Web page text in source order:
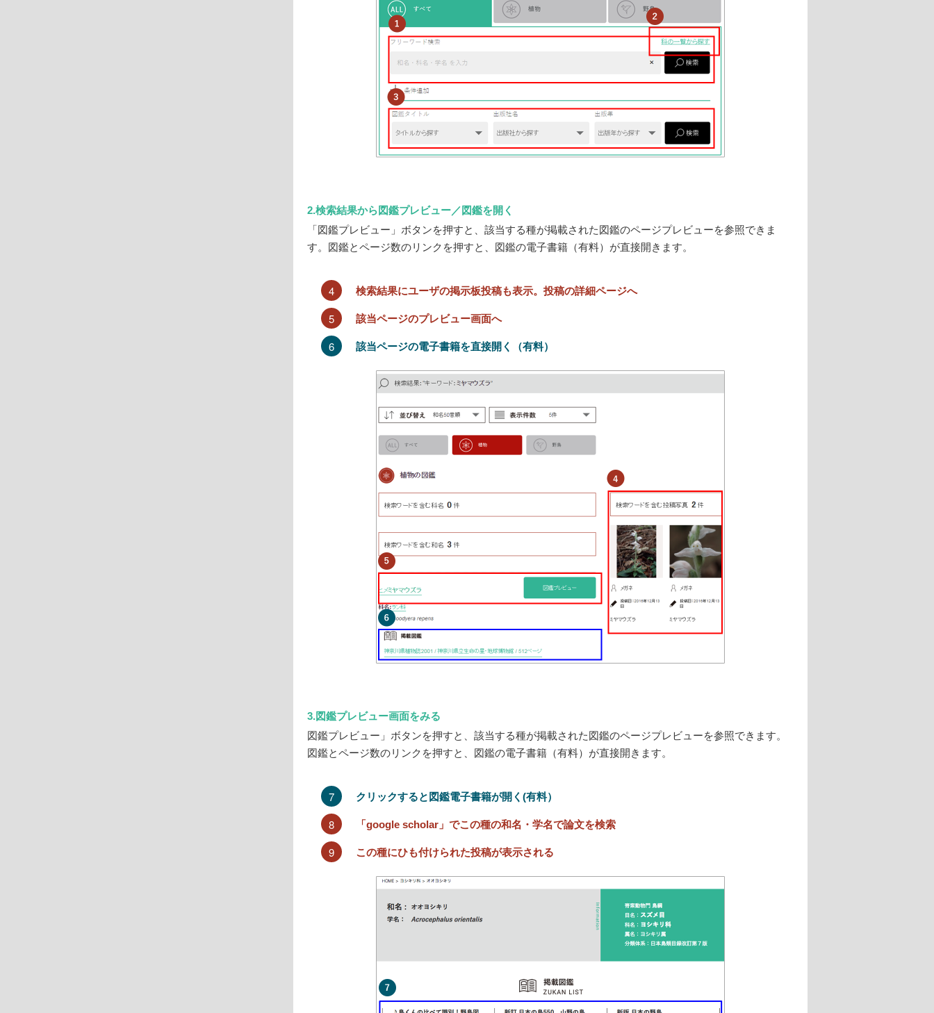
2.検索結果から図鑑プレビュー／図鑑を開く
「図鑑プレビュー」ボタンを押すと、該当する種が掲載された図鑑のページプレビューを参照できま
す。図鑑とページ数のリンクを押すと、図鑑の電子書籍（有料）が直接開きます。
4 検索結果にユーザの掲示板投稿も表示。投稿の詳細ページへ
5 該当ページのプレビュー画面へ
6 該当ページの電子書籍を直接開く（有料）
3.図鑑プレビュー画面をみる
図鑑プレビュー」ボタンを押すと、該当する種が掲載された図鑑のページプレビューを参照できます。
図鑑とページ数のリンクを押すと、図鑑の電子書籍（有料）が直接開きます。
7 クリックすると図鑑電子書籍が開く(有料）
8 「google scholar」でこの種の和名・学名で論文を検索
9 この種にひも付けられた投稿が表示される